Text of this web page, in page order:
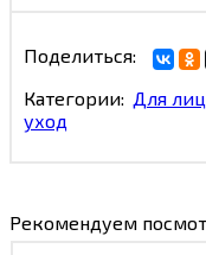
Поделиться:
Категории: Для
уход
Рекомендуем